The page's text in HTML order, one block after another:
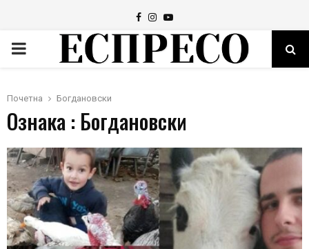
Facebook
Instagram
Youtube
PRIMARY
Почетна Богдановски
Ознака : Богдановски